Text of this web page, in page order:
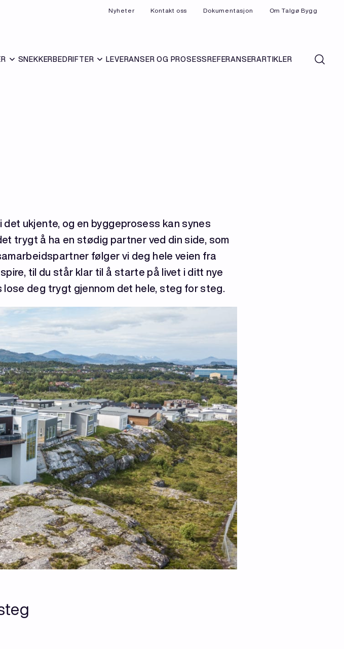
Nyheter Kontakt oss Dokumentasjon Om Talgø Bygg
SNEKKERBEDRIFTER LEVERANSER OG PROSESS REFERANSERARTIKLER
ukjente, og en byggeprosess kan synes
trygt å ha en stødig partner ved din side, som
følger vi deg hele veien fra
til du står klar til å starte på livet i ditt nye
lose deg trygt gjennom det hele, steg for steg.